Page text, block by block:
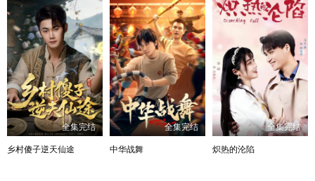
全集完结
乡村傻子逆天仙途
全集完结
中华战舞
全集完结
炽热的沦陷